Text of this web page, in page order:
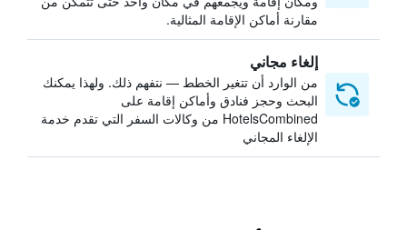
مقارنة أماكن الإقامة المثالية.
إلغاء مجاني
من الوارد أن تتغير الخطط — نتفهم ذلك. ولهذا يمكنك
البحث وحجز فنادق وأماكن إقامة على
HotelsCombined من وكالات السفر التي تقدم خدمة
الإلغاء المجاني